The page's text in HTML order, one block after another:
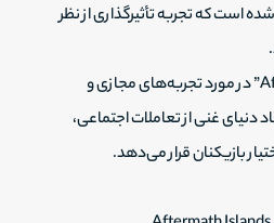
است که تجربه تأثیرگذاری از نظر
اگرچه بازی “Aftermath Islands” در مورد تجربه‌های مجازی و
دنیای غنی از تعاملات اجتماعی،
بازیکنان قرار می‌دهد.